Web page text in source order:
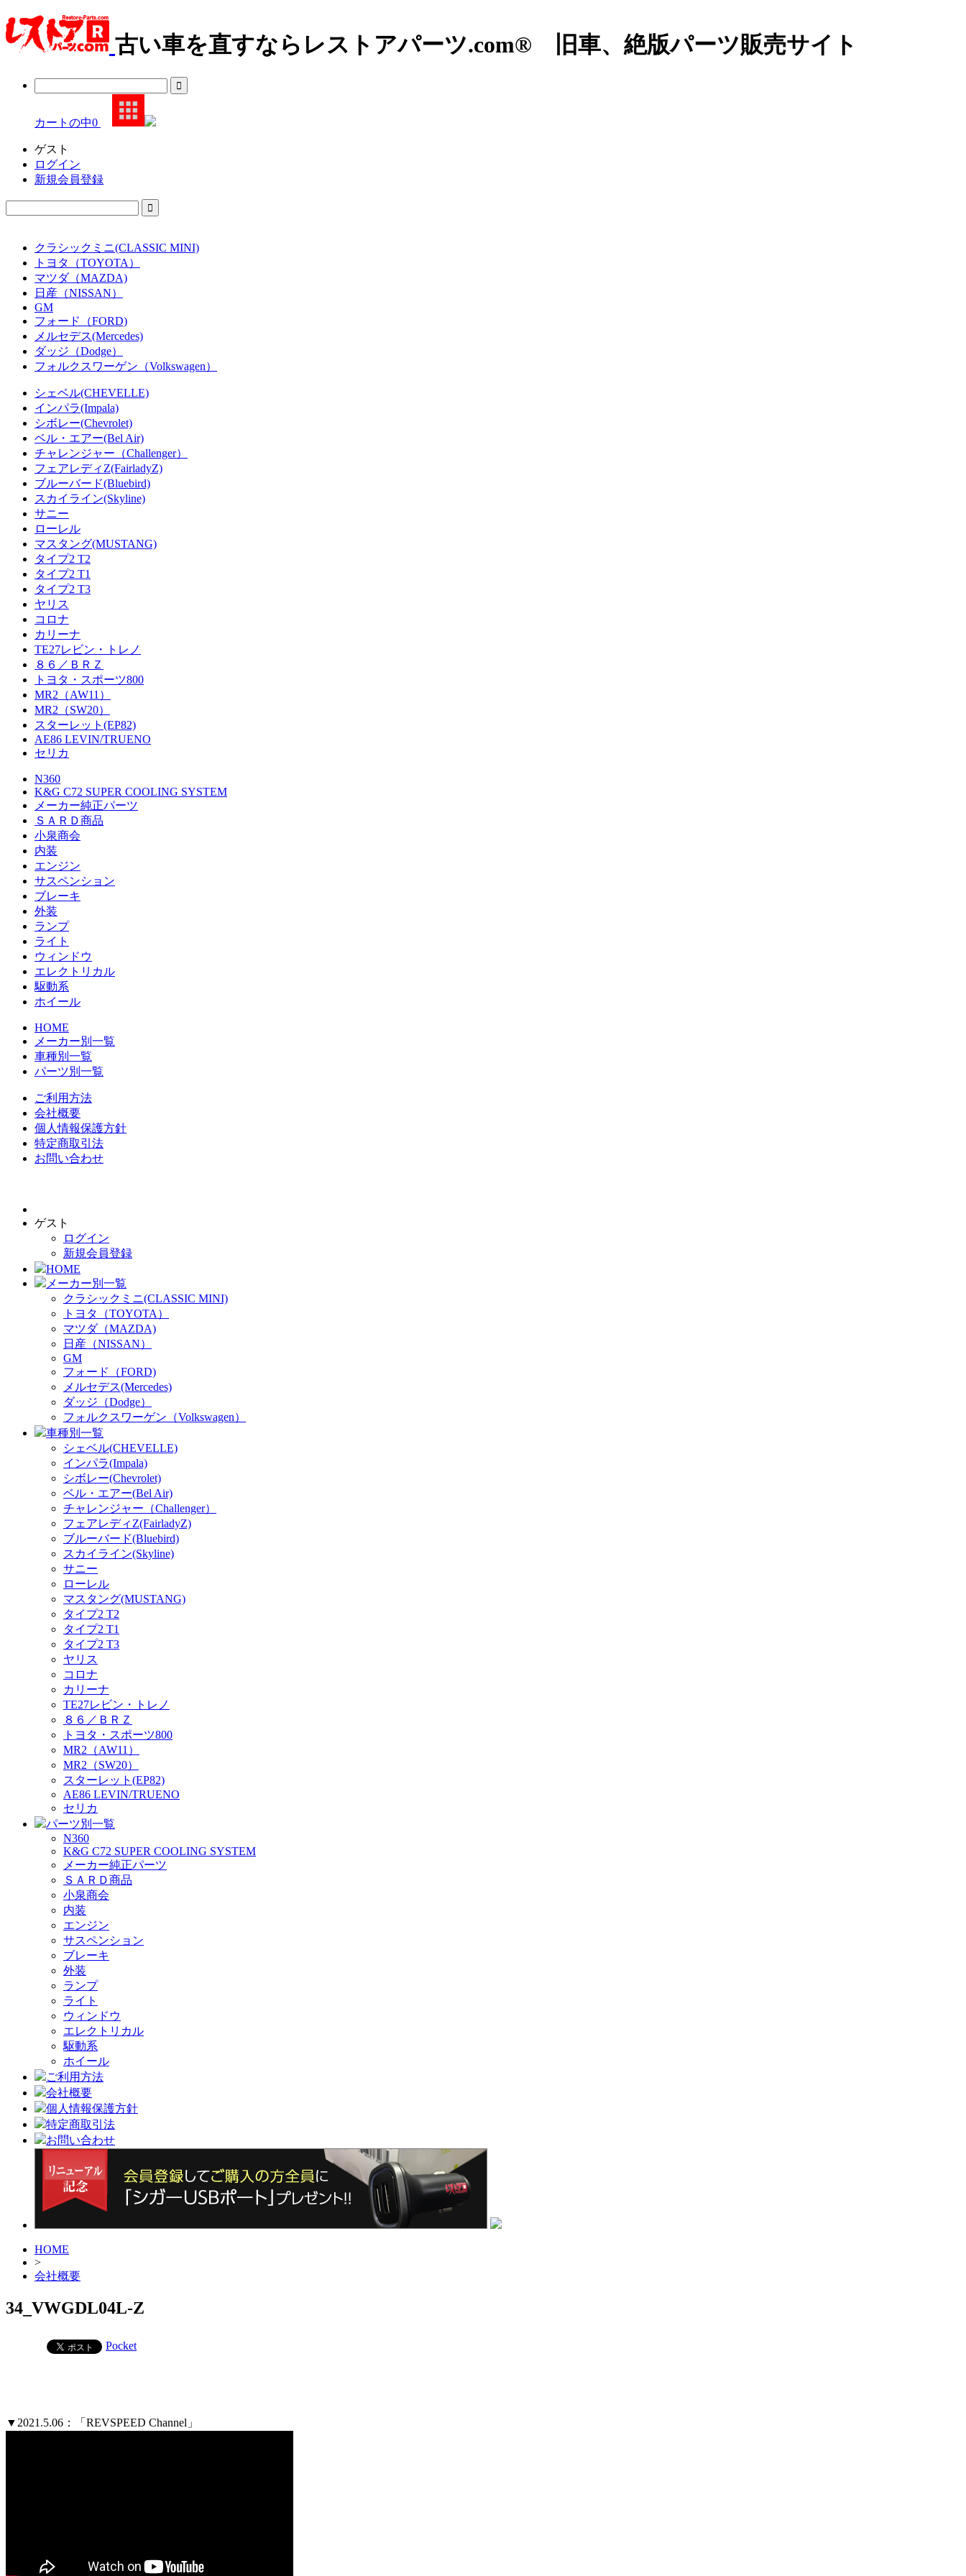
古い車を直すならレストアパーツ.com® 旧車、絶版パーツ販売サイト
カートの中0
ゲスト
ログイン
新規会員登録
クラシックミニ(CLASSIC MINI)
トヨタ（TOYOTA）
マツダ（MAZDA)
日産（NISSAN）
GM
フォード（FORD)
メルセデス(Mercedes)
ダッジ（Dodge）
フォルクスワーゲン（Volkswagen）
シェベル(CHEVELLE)
インパラ(Impala)
シボレー(Chevrolet)
ベル・エアー(Bel Air)
チャレンジャー（Challenger）
フェアレディZ(FairladyZ)
ブルーバード(Bluebird)
スカイライン(Skyline)
サニー
ローレル
マスタング(MUSTANG)
タイプ2 T2
タイプ2 T1
タイプ2 T3
ヤリス
コロナ
カリーナ
TE27レビン・トレノ
８６／ＢＲＺ
トヨタ・スポーツ800
MR2（AW11）
MR2（SW20）
スターレット(EP82)
AE86 LEVIN/TRUENO
セリカ
N360
K&G C72 SUPER COOLING SYSTEM
メーカー純正パーツ
ＳＡＲＤ商品
小泉商会
内装
エンジン
サスペンション
ブレーキ
外装
ランプ
ライト
ウィンドウ
エレクトリカル
駆動系
ホイール
HOME
メーカー別一覧
車種別一覧
パーツ別一覧
ご利用方法
会社概要
個人情報保護方針
特定商取引法
お問い合わせ
ゲスト
ログイン
新規会員登録
HOME
メーカー別一覧
クラシックミニ(CLASSIC MINI)
トヨタ（TOYOTA）
マツダ（MAZDA)
日産（NISSAN）
GM
フォード（FORD)
メルセデス(Mercedes)
ダッジ（Dodge）
フォルクスワーゲン（Volkswagen）
車種別一覧
シェベル(CHEVELLE)
インパラ(Impala)
シボレー(Chevrolet)
ベル・エアー(Bel Air)
チャレンジャー（Challenger）
フェアレディZ(FairladyZ)
ブルーバード(Bluebird)
スカイライン(Skyline)
サニー
ローレル
マスタング(MUSTANG)
タイプ2 T2
タイプ2 T1
タイプ2 T3
ヤリス
コロナ
カリーナ
TE27レビン・トレノ
８６／ＢＲＺ
トヨタ・スポーツ800
MR2（AW11）
MR2（SW20）
スターレット(EP82)
AE86 LEVIN/TRUENO
セリカ
パーツ別一覧
N360
K&G C72 SUPER COOLING SYSTEM
メーカー純正パーツ
ＳＡＲＤ商品
小泉商会
内装
エンジン
サスペンション
ブレーキ
外装
ランプ
ライト
ウィンドウ
エレクトリカル
駆動系
ホイール
ご利用方法
会社概要
個人情報保護方針
特定商取引法
お問い合わせ
HOME
>
会社概要
34_VWGDL04L-Z
Pocket
▼2021.5.06：「REVSPEED Channel」